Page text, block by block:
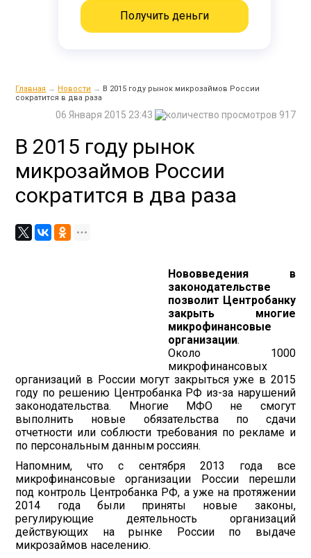
Получить деньги
Главная → Новости → В 2015 году рынок микрозаймов России
сократится в два раза
917
06 Января 2015 23:43
В 2015 году рынок
микрозаймов России
сократится в два раза
Нововведения в
законодательстве
позволит Центробанку
закрыть многие
микрофинансовые
организации.
Около 1000
микрофинансовых
организаций в России могут закрыться уже в 2015
году по решению Центробанка РФ из-за нарушений
законодательства. Многие МФО не смогут
выполнить новые обязательства по сдачи
отчетности или соблюсти требования по рекламе и
по персональным данным россиян.
Напомним, что с сентября 2013 года все
микрофинансовые организации России перешли
под контроль Центробанка РФ, а уже на протяжении
2014 года были приняты новые законы,
регулирующие деятельность организаций
действующих на рынке России по выдаче
микрозаймов населению.